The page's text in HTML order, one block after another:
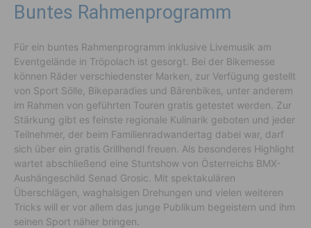
Buntes Rahmenprogramm
Für ein buntes Rahmenprogramm inklusive Livemusik am
Eventgelände in Tröpolach ist gesorgt. Bei der Bikemesse
können Räder verschiedenster Marken, zur Verfügung gestellt
von Sport Sölle, Bikeparadies und Bärenbikes, unter anderem
im Rahmen von geführten Touren gratis getestet werden. Zur
Stärkung gibt es feinste regionale Kulinarik geboten und jeder
Teilnehmer, der beim Familienradwandertag dabei war, darf
sich über ein gratis Grillhendl freuen. Als besonderes Highlight
wartet abschließend eine Stuntshow von Österreichs BMX-
Aushängeschild Senad Grosic. Mit spektakulären
Überschlägen, waghalsigen Drehungen und vielen weiteren
Tricks will er vor allem das junge Publikum begeistern und ihm
seinen Sport näher bringen.